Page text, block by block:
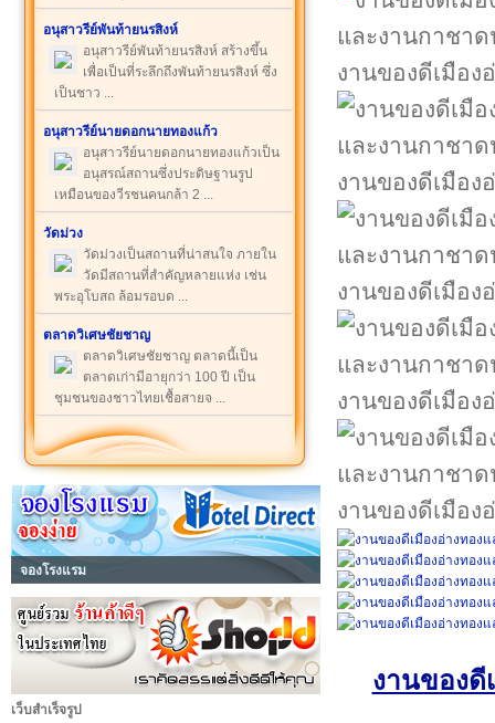
อนุสาวรีย์พันท้ายนรสิงห์
อนุสาวรีย์พันท้ายนรสิงห์ สร้างขึ้น
เพื่อเป็นที่ระลึกถึงพันท้ายนรสิงห์ ซึ่ง
เป็นชาว ...
อนุสาวรีย์นายดอกนายทองแก้ว
อนุสาวรีย์นายดอกนายทองแก้วเป็น
อนุสรณ์สถานซึ่งประดิษฐานรูป
เหมือนของวีรชนคนกล้า 2 ...
วัดม่วง
วัดม่วงเป็นสถานที่น่าสนใจ ภายใน
วัดมีสถานที่สำคัญหลายแห่ง เช่น
พระอุโบสถ ล้อมรอบด ...
ตลาดวิเศษชัยชาญ
ตลาดวิเศษชัยชาญ ตลาดนี้เป็น
ตลาดเก่ามีอายุกว่า 100 ปี เป็น
ชุมชนของชาวไทยเชื้อสายจ ...
จองโรงแรม
เว็บสำเร็จรูป
งานของดีเมือง
งานของดีเมือง
งานของดีเมือง
งานของดีเมือง
งานของดีเมือง
งานของดี